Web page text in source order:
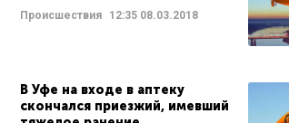
Происшествия 12:35 08.03.2018
В Уфе на входе в аптеку
скончался приезжий, имевший